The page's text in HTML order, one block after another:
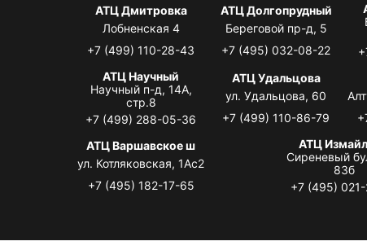
АТЦ Дмитровка
Лобненская 4
+7 (499) 110-28-43
АТЦ Долгопрудный
Береговой пр-д, 5
+7 (495) 032-08-22
АТЦ Научный
Научный п-д, 14А,
стр.8
+7 (499) 288-05-36
АТЦ Удальцова
ул. Удальцова, 60
+7 (499) 110-86-79
АТЦ Варшавское ш
ул. Котляковская, 1Ас2
+7 (495) 182-17-65
АТЦ
Сиреневый
83б
+7 (495)